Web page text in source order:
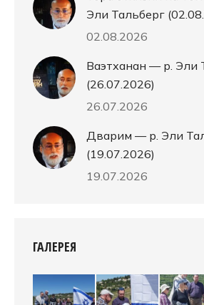
Эли Тальберг
02.08.2026
Ваэтханан — р. Эли
(26.07.2026)
26.07.2026
Дварим — р. Эли
(19.07.2026)
19.07.2026
ГАЛЕРЕЯ